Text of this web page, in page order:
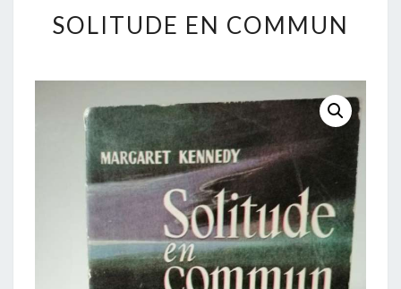
EN
SOLITUDE EN COMMUN